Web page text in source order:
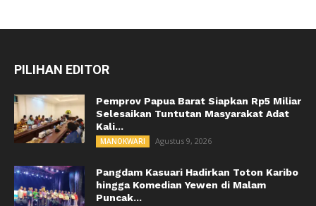
PILIHAN EDITOR
Pemprov Papua Barat Siapkan Rp5 Miliar
Selesaikan Tuntutan Masyarakat Adat
Kali...
MANOKWARI Agustus 9, 2026
Pangdam Kasuari Hadirkan Toton Karibo
hingga Komedian Yewen di Malam
Puncak...